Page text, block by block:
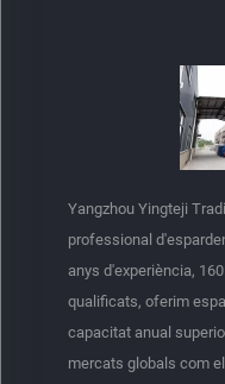
Yangzhou Yingteji
professional
anys d'experiència,
qualificats, oferim
capacitat anual
mercats globals com